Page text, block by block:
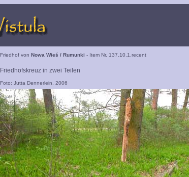
Friedhof von Nowa Wieś / Rumunki - Item Nr. 137.10.1.recent
Friedhofskreuz in zwei Teilen
Foto: Jutta Dennerlein, 2006